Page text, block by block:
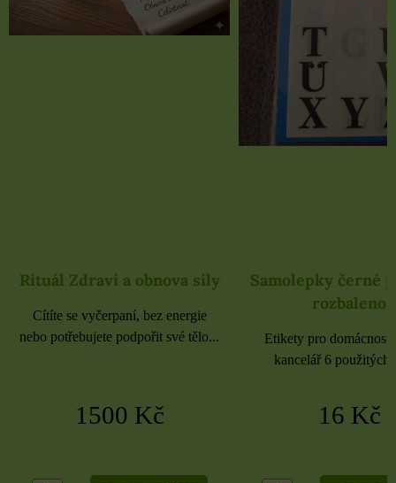
Rituál Zdraví a obnova síly
Cítíte se vyčerpaní, bez energie
nebo potřebujete podpořit své tělo...
1500 Kč
Samolepky černé
rozbaleno
Etikety pro
kancelář 6 použitých
16 Kč